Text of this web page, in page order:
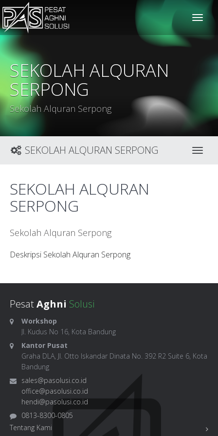
solusiteknis
SEKOLAH ALQURAN
SERPONG
Sekolah Alquran Serpong
SEKOLAH ALQURAN SERPONG
SEKOLAH ALQURAN
SERPONG
Sekolah Alquran Serpong
Deskripsi Sekolah Alquran Serpong
PesatAghni Solusi
Workshop
Jl. Kudus No 16, Kota Bandung
Kantor Pusat
Graha DLA, Jl. Otto Iskandar Dinata No. 392 R2 Suite 6, Kota
Bandung
sales@pasolusi.co.id
office@pasolusi.co.id
hendi@pasolusi.co.id
0813-8300-0805
Tentang Kami